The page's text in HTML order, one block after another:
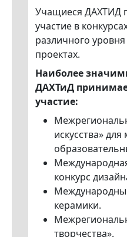
Учащиеся ДАХТИД
участие в
различного
проектах.
Наиболее
ДАХТиД
участие:
искусства»
конкурс
керамики.
творчества».